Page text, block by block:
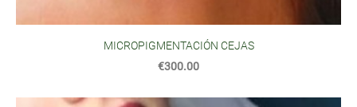
MICROPIGMENTACIÓN CEJAS
€300.00